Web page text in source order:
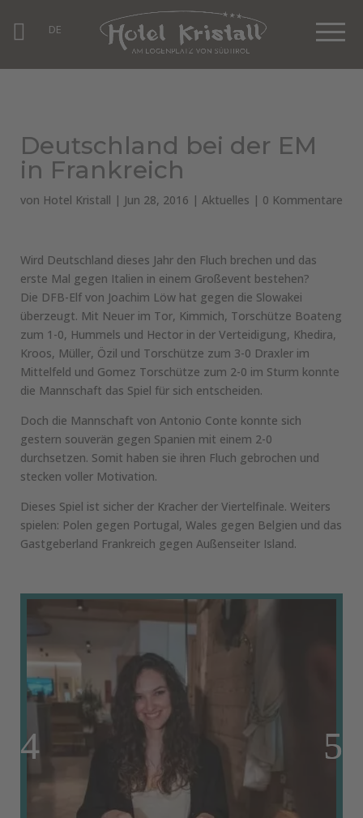
DE
Deutschland bei der EM
in Frankreich
von Hotel Kristall | Jun 28, 2016 | Aktuelles | 0 Kommentare
Wird Deutschland dieses Jahr den Fluch brechen und das
erste Mal gegen Italien in einem Großevent bestehen?
Die DFB-Elf von Joachim Löw hat gegen die Slowakei
überzeugt. Mit Neuer im Tor, Kimmich, Torschütze Boateng
zum 1-0, Hummels und Hector in der Verteidigung, Khedira,
Kroos, Müller, Özil und Torschütze zum 3-0 Draxler im
Mittelfeld und Gomez Torschütze zum 2-0 im Sturm konnte
die Mannschaft das Spiel für sich entscheiden.
Doch die Mannschaft von Antonio Conte konnte sich
gestern souverän gegen Spanien mit einem 2-0
durchsetzen. Somit haben sie ihren Fluch gebrochen und
stecken voller Motivation.
Dieses Spiel ist sicher der Kracher der Viertelfinale. Weiters
spielen: Polen gegen Portugal, Wales gegen Belgien und das
Gastgeberland Frankreich gegen Außenseiter Island.